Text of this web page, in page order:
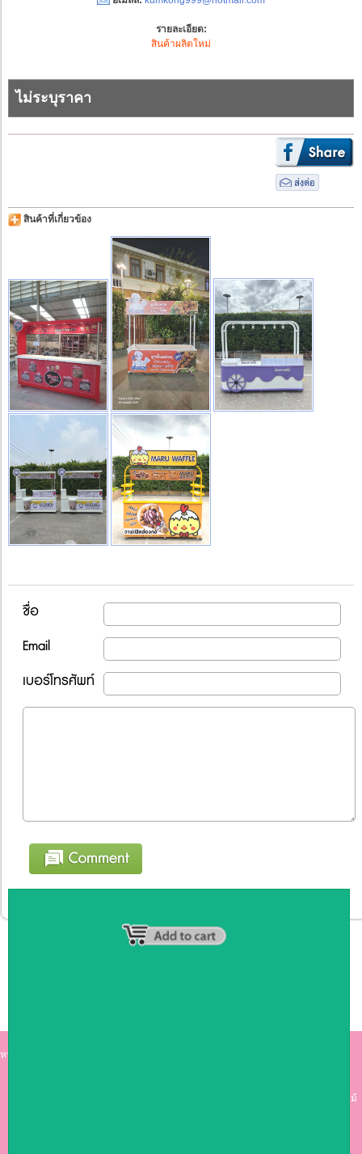
รายละเอียด:
สินค้าผลิตใหม่
ไม่ระบุราคา
สินค้าที่เกี่ยวข้อง
ชื่อ
Email
เบอร์โทรศัพท์
หน้าหลัก
คาร์เตอร์ เฟอร์นิเจอร์ ซุ้มไม้